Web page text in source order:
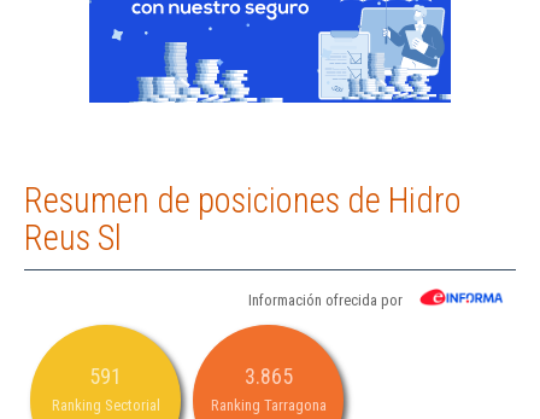
Resumen de posiciones de Hidro
Reus Sl
Información ofrecida por
591
Ranking Sectorial
3.865
Ranking Tarragona